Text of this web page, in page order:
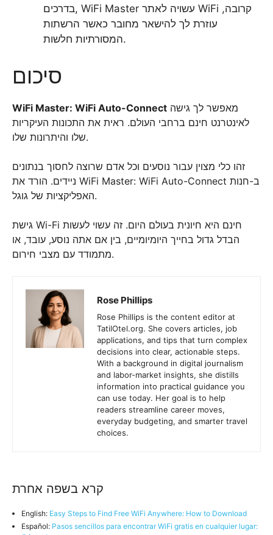
בדרכים, WiFi Master עשויה לאתר WiFi קרובה,
עוזרת לך להישאר מחובר כאשר הרשתות
המסורתיות חלשות.
סיכום
WiFi Master: WiFi Auto-Connect
לאינטרנט חינם ברחבי העולם. ראית את התכונות העיקריות
שלו והיתרונות שלו.
זהו כלי מצוין עבור נוסעים וכל אדם שרוצה לחסוך בנתונים
ניידים. הורד את WiFi Master: WiFi Auto-Connect ב-חנות
האפליקציות של גוגל.
גישת Wi-Fi חינם היא חיונית בעולם היום. זה עשוי לעשות
הבדל גדול בחייך היומיומיים, בין אם אתה נוסע, עובד, או
מתמודד עם מצבי חירום.
Rose Phillips
Rose Phillips is the content editor at
TatilOtel.org. She covers articles, job
applications, and tips that turn complex
decisions into clear, actionable steps.
With a background in digital journalism
and labor-market insights, she distills
information into practical guidance you
can use today. Her goal is to help
readers streamline career moves,
everyday budgeting, and smarter travel
choices.
קרא בשפה אחרת
English: Easy Steps to Find Free WiFi Anywhere: How to Download
Español: Pasos sencillos para encontrar WiFi gratis en cualquier lugar: